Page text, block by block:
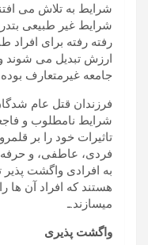
شرایط به تلاش می
شرایط غیر طبیعی
رفته رفته برای
ارزش تبدیل می شوند
جامعه غیرمتعارف
فرزندان قتل عام
شرایط نامطلوب و
تاثیرات خود را بر
فردی، عاطفی، و حرفه
به افرادی واگشت پذیر
هستند که افراد آن ها
میسازند.ـ
واگشت پذیری